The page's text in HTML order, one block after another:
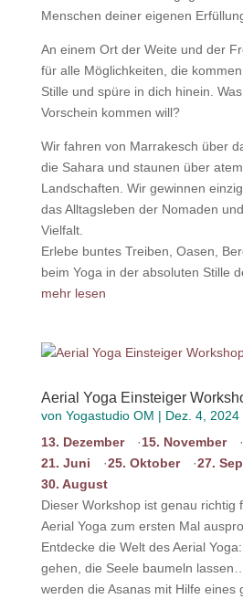
Menschen deiner eigenen
An einem Ort der Weite und der
für alle Möglichkeiten, die
Stille und spüre in dich hinein.
Vorschein kommen will?
Wir fahren von Marrakesch über
die Sahara und staunen über
Landschaften. Wir gewinnen
das Alltagsleben der Nomaden
Vielfalt.
Erlebe buntes Treiben, Oasen,
beim Yoga in der absoluten Stille
mehr lesen
Aerial Yoga Einsteiger
von Yogastudio OM | Dez. 4, 2024
13. Dezember
15. November
21. Juni
25. Oktober
27.
30. August
Dieser Workshop ist genau richtig
Aerial Yoga zum ersten Mal
Entdecke die Welt des Aerial
gehen, die Seele baumeln
werden die Asanas mit Hilfe eines